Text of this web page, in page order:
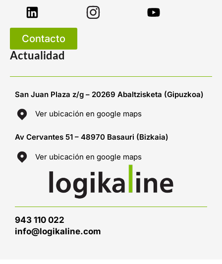
Contacto
Actualidad
San Juan Plaza z/g – 20269 Abaltzisketa (Gipuzkoa)
Ver ubicación en google maps
Av Cervantes 51 – 48970 Basauri (Bizkaia)
Ver ubicación en google maps
943 110 022
info@logikaline.com